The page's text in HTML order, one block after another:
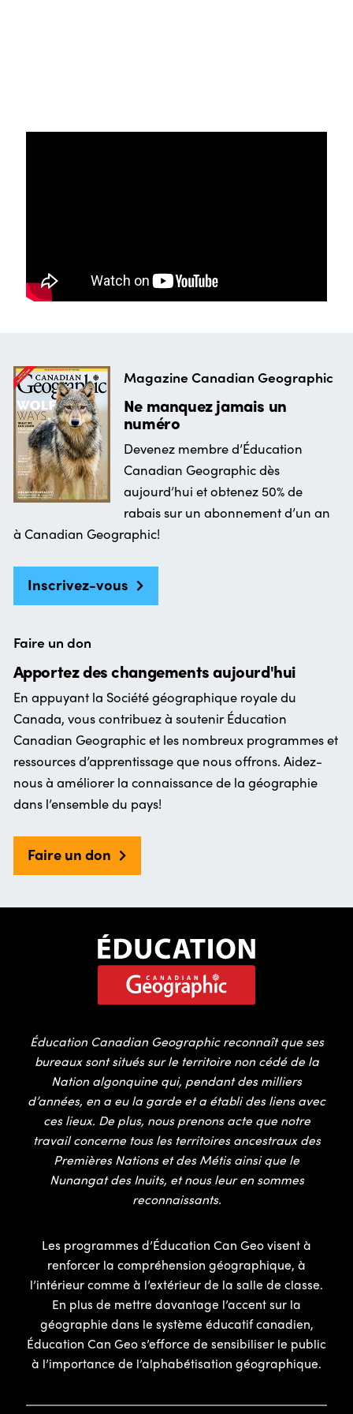
Magazine Canadian Geographic
Ne manquez jamais un
numéro
Devenez membre d’Éducation
Canadian Geographic dès
aujourd’hui et obtenez 50% de
rabais sur un abonnement d’un an
à Canadian Geographic!
Inscrivez-vous
Faire un don
Apportez des changements aujourd'hui
En appuyant la Société géographique royale du
Canada, vous contribuez à soutenir Éducation
Canadian Geographic et les nombreux programmes et
ressources d’apprentissage que nous offrons. Aidez-
nous à améliorer la connaissance de la géographie
dans l’ensemble du pays!
Faire un don
Éducation Canadian Geographic reconnaît que ses
bureaux sont situés sur le territoire non cédé de la
Nation algonquine qui, pendant des milliers
d’années, en a eu la garde et a établi des liens avec
ces lieux. De plus, nous prenons acte que notre
travail concerne tous les territoires ancestraux des
Premières Nations et des Métis ainsi que le
Nunangat des Inuits, et nous leur en sommes
reconnaissants.
Les programmes d’Éducation Can Geo visent à
renforcer la compréhension géographique, à
l’intérieur comme à l’extérieur de la salle de classe.
En plus de mettre davantage l’accent sur la
géographie dans le système éducatif canadien,
Éducation Can Geo s’efforce de sensibiliser le public
à l’importance de l’alphabétisation géographique.